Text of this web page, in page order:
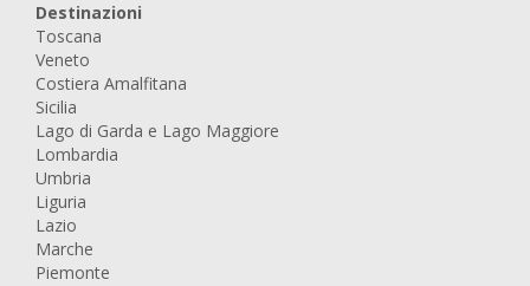
Destinazioni
Toscana
Veneto
Costiera Amalfitana
Sicilia
Lago di Garda e Lago Maggiore
Lombardia
Umbria
Liguria
Lazio
Marche
Piemonte